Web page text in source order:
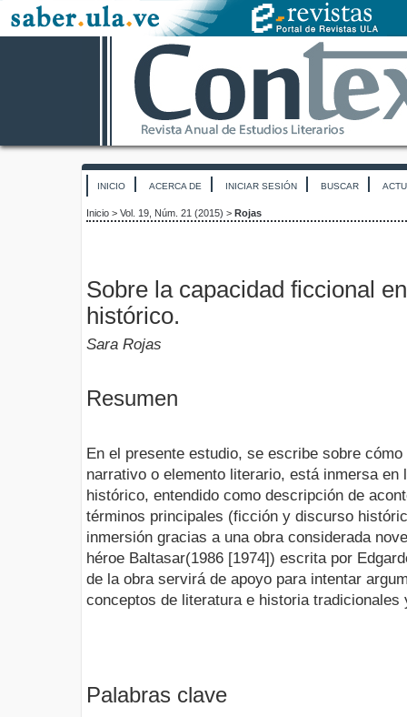
INICIO ACERCA DE INICIAR SESIÓN BUSCAR
Inicio > Vol. 19, Núm. 21 (2015) > Rojas
Sobre la capacidad ficcional
histórico.
Sara Rojas
Resumen
En el presente estudio, se escribe sobre
narrativo o elemento literario, está inmersa
histórico, entendido como descripción de
términos principales (ficción y discurso
inmersión gracias a una obra considerada
héroe Baltasar(1986 [1974]) escrita por
de la obra servirá de apoyo para intentar
conceptos de literatura e historia tradicionales
Palabras clave